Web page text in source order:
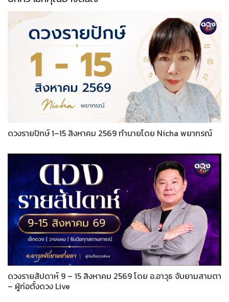
ดวงรายปักษ์ 1–15 สิงหาคม 2569 ทำนายโดย Nicha พยากรณ์
ดวงรายสัปดาห์ 9 – 15 สิงหาคม 2569 โดย อ.อาวุธ จับยามสามตา
– ผู้ก่อตั้งดวง Live